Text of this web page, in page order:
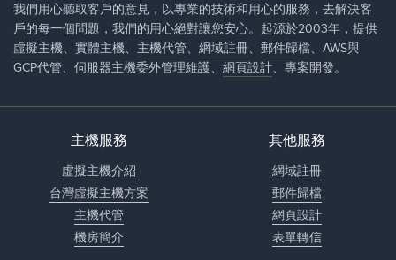
我們用心聽取客戶的意見，以專業的技術和用心的服務，去解決客
戶的每一個問題，我們的用心絕對讓您安心。起源於2003年，提供
虛擬主機、實體主機、 主機代管、 網域註冊、 郵件歸檔、AWS與
GCP代管、伺服器主機委外管理維護、 網頁設計、專案開發。
主機服務
虛擬主機介紹
台灣虛擬主機方案
主機代管
機房簡介
其他服務
網域註冊
郵件歸檔
網頁設計
表單轉信